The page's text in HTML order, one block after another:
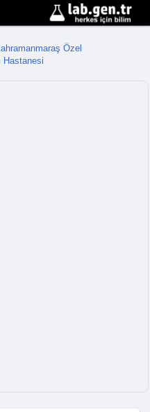
Özel
Hastanesi